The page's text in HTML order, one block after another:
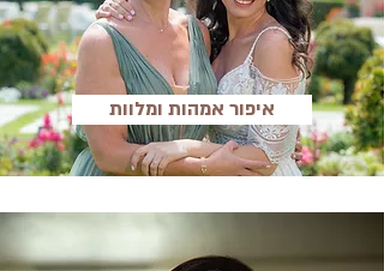
איפור אמהות ומלוות